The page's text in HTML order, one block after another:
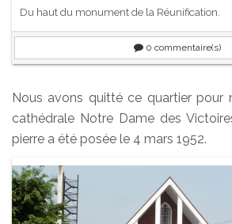
Du haut du monument de la Réunification.
0 commentaire(s)
Nous avons quitté ce quartier pour
cathédrale Notre Dame des
pierre a été posée le 4 mars 1952.